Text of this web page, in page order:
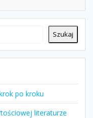
Szukaj
po kroku
literaturze